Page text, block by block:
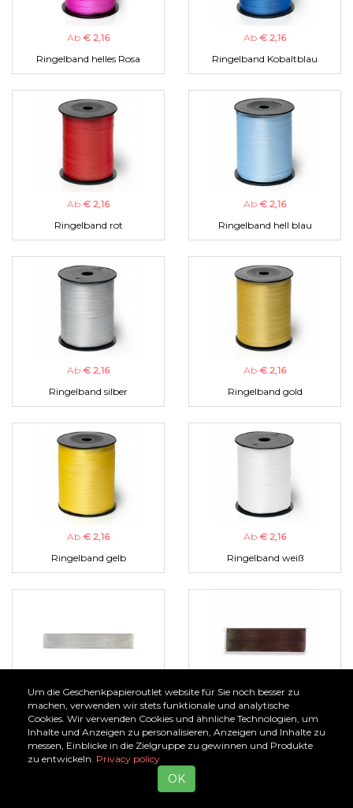
Ab € 2,16
Ringelband helles Rosa
Ab € 2,16
Ringelband Kobaltblau
Ab € 2,16
Ringelband rot
Ab € 2,16
Ringelband hell blau
Ab € 2,16
Ringelband silber
Ab € 2,16
Ringelband gold
Ab € 2,16
Ringelband gelb
Ab € 2,16
Ringelband weiß
Ab€ 1,00
Organzaband silber
Ab€ 1,00
Organzaband braun
Um die Geschenkpapieroutlet website für Sie noch besser zu
machen, verwenden wir stets funktionale und analytische
Cookies. Wir verwenden Cookies und ähnliche Technologien, um
Inhalte und Anzeigen zu personalisieren, Anzeigen und Inhalte zu
messen, Einblicke in die Zielgruppe zu gewinnen und Produkte
zu entwickeln. Privacy policy
OK